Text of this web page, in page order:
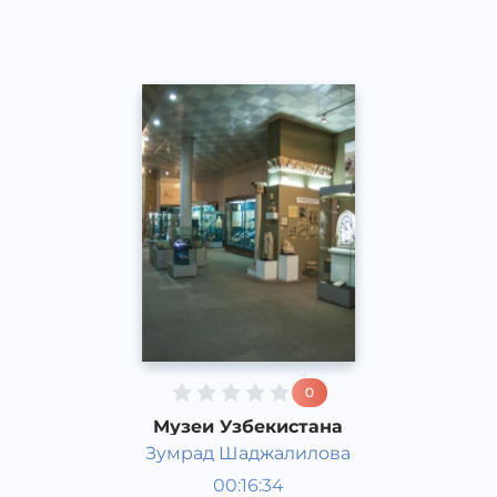
0
Музеи Узбекистана
Зумрад Шаджалилова
00:16:34
Ўзбекистон тарихи ва